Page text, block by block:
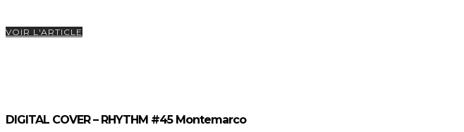
VOIR L'ARTICLE
DIGITAL COVER – RHYTHM #45 Montemarco